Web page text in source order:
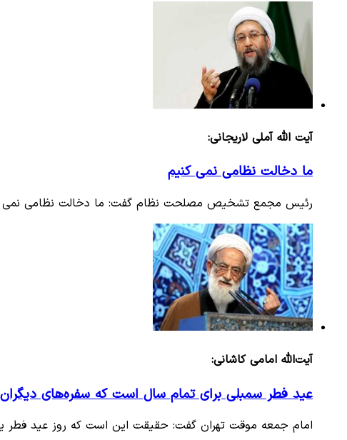
آیت الله آملی لاریجانی:
ما دخالت نظامی نمی کنیم
رئیس مجمع تشخیص مصلحت نظام گفت: ما دخالت نظامی نمی
آیت‌الله امامی کاشانی:
عید فطر سمبلی برای تمام سال است که سفره‌های دیگران
امام جمعه موقت تهران گفت: حقیقت این است که روز عید فطر